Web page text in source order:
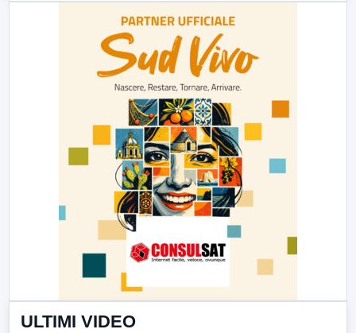
ULTIMI VIDEO